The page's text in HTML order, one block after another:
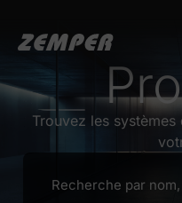
Trouvez les systèmes